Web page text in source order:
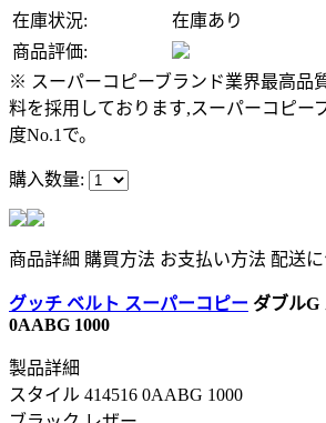
在庫状況:
在庫あり
商品評価:
※ スーパーコピーブランド業界最高品
料を採用しております,スーパーコピー
度No.1で。
購入数量:
商品詳細 購買方法 お支払い方法 配送
グッチ ベルト スーパーコピー ダブルG
0AABG 1000
製品詳細
スタイル 414516 0AABG 1000